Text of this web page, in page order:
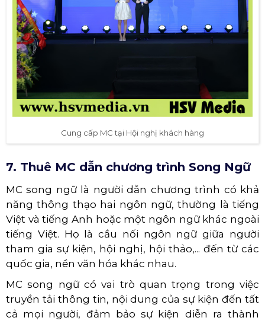
Cung cấp MC tại Hội nghị khách hàng
7. Thuê MC dẫn chương trình Song Ngữ
MC song ngữ là người dẫn chương trình có khả
năng thông thạo hai ngôn ngữ, thường là tiếng
Việt và tiếng Anh hoặc một ngôn ngữ khác ngoài
tiếng Việt. Họ là cầu nối ngôn ngữ giữa người
tham gia sự kiện, hội nghị, hội thảo,... đến từ các
quốc gia, nền văn hóa khác nhau.
MC song ngữ có vai trò quan trọng trong việc
truyền tải thông tin, nội dung của sự kiện đến tất
cả mọi người, đảm bảo sự kiện diễn ra thành